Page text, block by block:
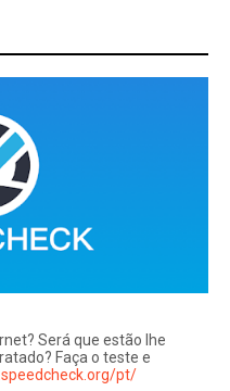
Será que estão lhe
Faça o teste e
pt/